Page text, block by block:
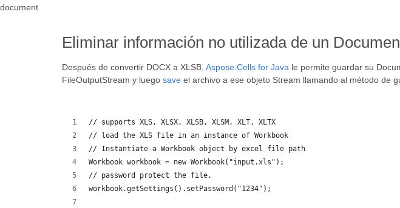
document
Eliminar información no utilizada de un
Después de convertir DOCX a XLSB, Aspose.Cells for Java le permite guardar su
FileOutputStream y luego save el archivo a ese objeto Stream llamando al método de
// supports XLS, XLSX, XLSB, XLSM, XLT, XLTX
// load the XLS file in an instance of Workbook
// Instantiate a Workbook object by excel file path
Workbook workbook = new Workbook("input.xls");
// password protect the file.
workbook.getSettings().setPassword("1234");